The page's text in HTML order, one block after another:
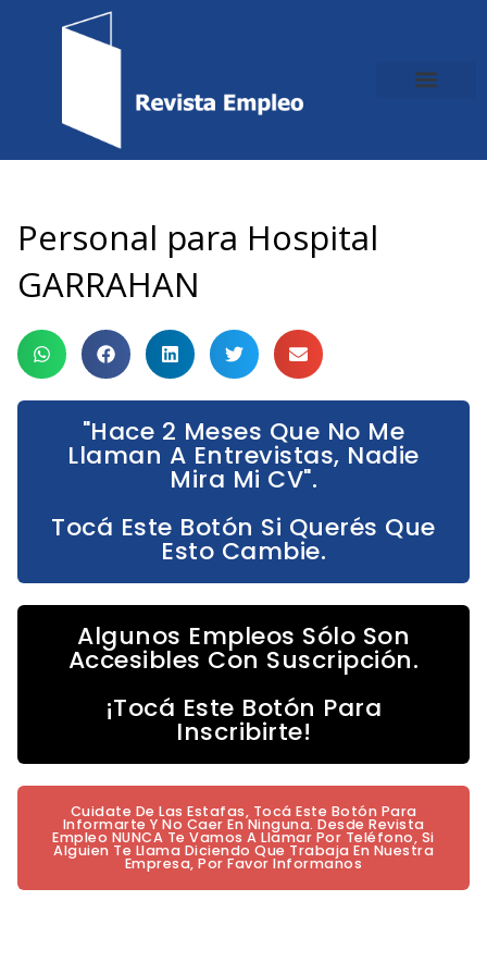
Personal para Hospital
GARRAHAN
"Hace 2 Meses Que No Me
Llaman A Entrevistas, Nadie
Mira Mi CV".
Tocá Este Botón Si Querés Que
Esto Cambie.
Algunos Empleos Sólo Son
Accesibles Con Suscripción.
¡Tocá Este Botón Para
Inscribirte!
Cuidate De Las Estafas, Tocá Este Botón Para
Informarte Y No Caer En Ninguna. Desde Revista
Empleo NUNCA Te Vamos A Llamar Por Teléfono, Si
Alguien Te Llama Diciendo Que Trabaja En Nuestra
Empresa, Por Favor Informanos